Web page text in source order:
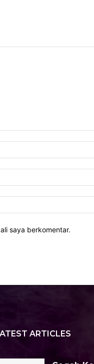
saya berkomentar.
ARTICLES